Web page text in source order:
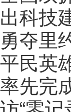
出科技
勇夺里
平民英
率先完